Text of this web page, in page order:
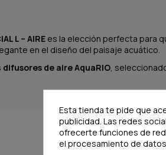
L – AIREes la elección perfecta para
en el diseño del paisaje acuático.
difusores de aire AquaRIO,
Esta tienda te pide que
publicidad. Las redes
ofrecerte funciones de
el procesamiento de